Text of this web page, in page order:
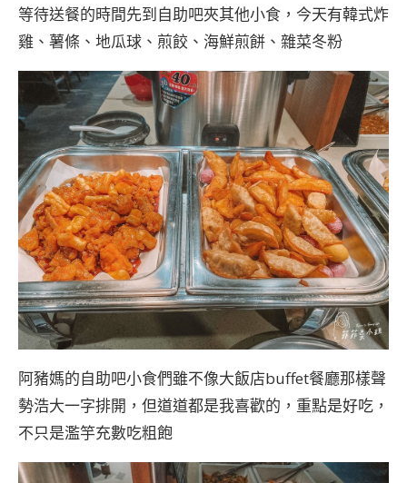
等待送餐的時間先到自助吧夾其他小食，今天有韓式炸
雞、薯條、地瓜球、煎餃、海鮮煎餅、雜菜冬粉
阿豬媽的自助吧小食們雖不像大飯店buffet餐廳那樣聲
勢浩大一字排開，但道道都是我喜歡的，重點是好吃，
不只是濫竽充數吃粗飽